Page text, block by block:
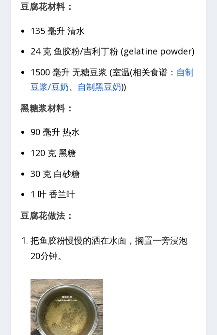
豆腐花材料：
135 毫升 清水
24 克 鱼胶粉/吉利丁粉 (gelatine powder)
1500 毫升 无糖豆浆 (室温(相关食谱： 自制
豆浆/豆奶、 自制黑豆奶))
黑糖浆材料：
90 毫升 热水
120 克 黑糖
30 克 白砂糖
1 叶 香兰叶
豆腐花做法：
把鱼胶粉慢慢的洒在水面，搁置一旁浸泡
20分钟。